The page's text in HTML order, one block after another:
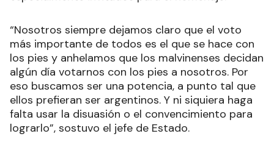
“Nosotros siempre dejamos claro que el voto
más importante de todos es el que se hace con
los pies y anhelamos que los malvinenses decidan
algún día votarnos con los pies a nosotros. Por
eso buscamos ser una potencia, a punto tal que
ellos prefieran ser argentinos. Y ni siquiera haga
falta usar la disuasión o el convencimiento para
lograrlo”, sostuvo el jefe de Estado.